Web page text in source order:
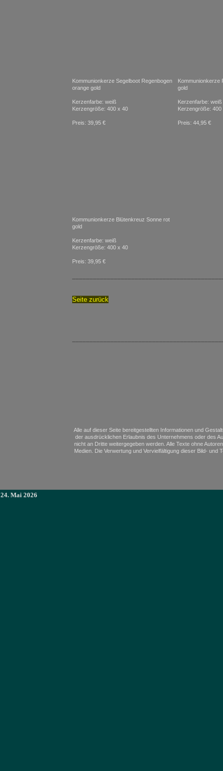
Kommunionkerze Segelboot Regenbogen
orange gold
Kerzenfarbe: weiß
Kerzengröße: 400 x 40
Preis: 39,95 €
Kommunionkerze
gold
Kerzenfarbe: weiß
Kerzengröße: 400
Preis: 44,95 €
Kommunionkerze Blütenkreuz Sonne rot
gold
Kerzenfarbe: weiß
Kerzengröße: 400 x 40
Preis: 39,95 €
Seite zurück
Alle auf dieser Seite bereitgestellten Informationen und
der ausdrücklichen Erlaubnis des Unternehmens oder des
nicht an Dritte weitergegeben werden. Alle Texte ohne
Medien. Die Verwertung und Vervielfältigung dieser Bild-
24. Mai 2026